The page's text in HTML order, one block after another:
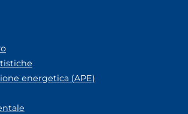
energetica (APE)